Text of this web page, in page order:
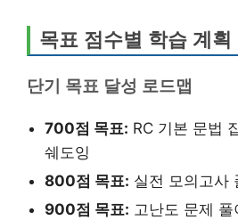
목표 점수별 학습 계획
단기 목표 달성 로드맵
700점 목표: RC 기본 문법
쉐도잉
800점 목표: 실전 모의고사
900점 목표: 고난도 문제